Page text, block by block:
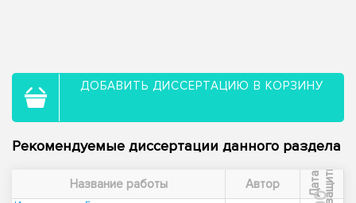
ДОБАВИТЬ ДИССЕРТАЦИЮ В КОРЗИНУ
Рекомендуемые диссертации данного раздела
Название работы Автор Д
а
т
а
з
а
щ
и
ты